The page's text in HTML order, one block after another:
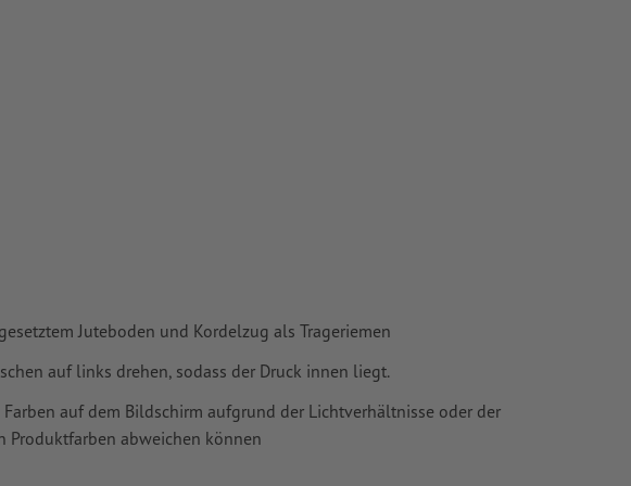
Juteboden und Kordelzug als Trageriemen
auf links drehen, sodass der Druck innen liegt.
auf dem Bildschirm aufgrund der Lichtverhältnisse oder der
abweichen können